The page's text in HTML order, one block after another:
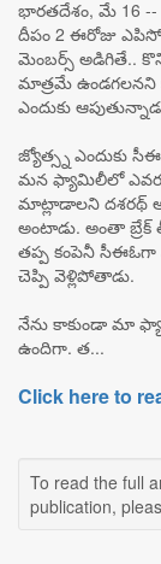
భారతదేశం, మే 16 --
దీపం 2 ఈరోజు
మెంబర్స్ అడిగితే..
మాత్రమే ఉండగలనని
ఎందుకు
జ్యోత్స్న ఎందుకు
మన ఫ్యామిలీలో
మాట్లాడాలని దశరథ్
అంటాడు. అంతా బ్రేక్
తప్ప కంపెనీ సీఈఓగా
చెప్పి వెళ్లిపోతాడు.
నేను కాకుండా మా
ఉందిగా. త...
Click here to
To read the full
publication,